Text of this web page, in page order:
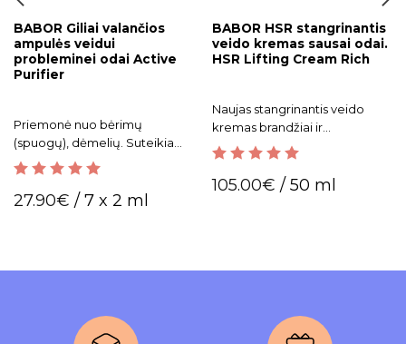
BABOR Giliai valančios
ampulės veidui
probleminei odai Active
Purifier
Priemonė nuo bėrimų
(spuogų), dėmelių. Suteikia
matinį efektą.
out of 5
27.90€ / 7 x 2 ml
BABOR HSR stangrinantis
veido kremas sausai odai.
HSR Lifting Cream Rich
Naujas stangrinantis veido
kremas brandžiai ir
išsausėjusiai odai. Itin
veiksmingas kovojant su visų
tipų raukšlėmis.
out of 5
105.00€ / 50 ml